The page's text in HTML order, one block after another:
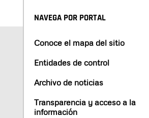
NAVEGA POR PORTAL
Conoce el mapa del sitio
Entidades de control
Archivo de noticias
Transparencia y acceso a la
información